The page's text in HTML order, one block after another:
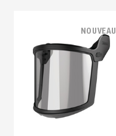
NOUVEAU